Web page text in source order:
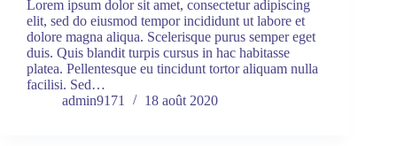
Lorem ipsum dolor sit amet, consectetur adipiscing
elit, sed do eiusmod tempor incididunt ut labore et
dolore magna aliqua. Scelerisque purus semper eget
duis. Quis blandit turpis cursus in hac habitasse
platea. Pellentesque eu tincidunt tortor aliquam nulla
facilisi. Sed…
admin9171
18 août 2020